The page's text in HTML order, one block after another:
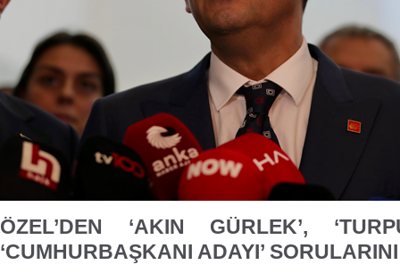
ÖZEL’DEN ‘AKIN GÜRLEK’,
‘CUMHURBAŞKANI ADAYI’